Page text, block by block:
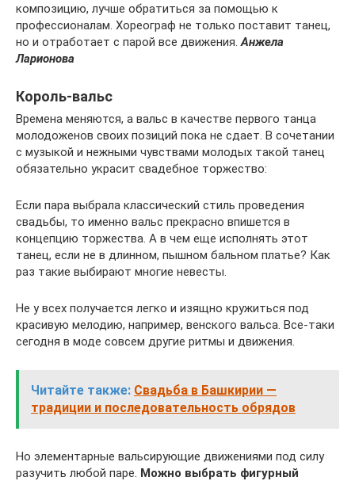
композицию, лучше обратиться за помощью к
профессионалам. Хореограф не только поставит танец,
но и отработает с парой все движения.Анжела
Ларионова
Король-вальс
Времена меняются, а вальс в качестве первого танца
молодоженов своих позиций пока не сдает. В сочетании
с музыкой и нежными чувствами молодых такой танец
обязательно украсит свадебное торжество:
Если пара выбрала классический стиль проведения
свадьбы, то именно вальс прекрасно впишется в
концепцию торжества. А в чем еще исполнять этот
танец, если не в длинном, пышном бальном платье? Как
раз такие выбирают многие невесты.
Не у всех получается легко и изящно кружиться под
красивую мелодию, например, венского вальса. Все-таки
сегодня в моде совсем другие ритмы и движения.
Читайте также: Свадьба в Башкирии —
традиции и последовательность обрядов
Но элементарные вальсирующие движениями под силу
разучить любой паре. Можно выбрать фигурный